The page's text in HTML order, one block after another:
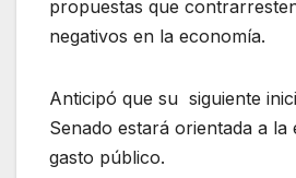
propuestas que
negativos en la economía.
Anticipó que su siguiente
Senado estará orientada a la
gasto público.